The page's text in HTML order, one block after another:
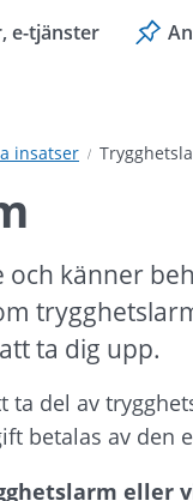
e-tjänster
insatser
känner
ta dig upp.
ta del av
betalas av den
eller